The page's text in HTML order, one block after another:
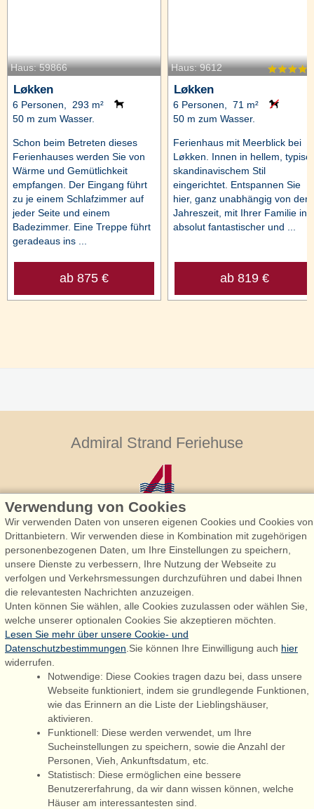
Haus: 59866
Løkken
6 Personen, 293 m²
50 m zum Wasser.
Schon beim Betreten dieses
Ferienhauses werden Sie von
Wärme und Gemütlichkeit
empfangen. Der Eingang führt
zu je einem Schlafzimmer auf
jeder Seite und einem
Badezimmer. Eine Treppe führt
geradeaus ins ...
ab 875 €
Haus: 9612
Løkken
6 Personen, 71 m²
50 m zum Wasser.
Ferienhaus mit Meerblick bei
Løkken. Innen in hellem,
skandinavischem Stil
eingerichtet. Entspannen Sie
hier, ganz unabhängig von der
Jahreszeit, mit Ihrer Familie in
absolut fantastischer und ...
ab 819 €
Admiral Strand Feriehuse
Admiral Strand Feriehuse, Lønne
Houstrupvej 170, Lønne
6830 Nørre Nebel
booking@admiralstrand.com
+45 70 60 87 78
Følg os på: Facebook
Admiral Strand Feriehuse ApS | CVR 27 23 39 10 |
Verwendung von Cookies
Wir verwenden Daten von unseren eigenen Cookies und Cookies von
Drittanbietern. Wir verwenden diese in Kombination mit zugehörigen
personenbezogenen Daten, um Ihre Einstellungen zu speichern,
unsere Dienste zu verbessern, Ihre Nutzung der Webseite zu
verfolgen und Verkehrsmessungen durchzuführen und dabei Ihnen
die relevantesten Nachrichten anzuzeigen.
Unten können Sie wählen, alle Cookies zuzulassen oder wählen Sie,
welche unserer optionalen Cookies Sie akzeptieren möchten.
Lesen Sie mehr über unsere Cookie- und
Datenschutzbestimmungen .Sie können Ihre Einwilligung auch hier
widerrufen.
Notwendige: Diese Cookies tragen dazu bei, dass unsere
Webseite funktioniert, indem sie grundlegende Funktionen,
wie das Erinnern an die Liste der Lieblingshäuser,
aktivieren.
Funktionell: Diese werden verwendet, um Ihre
Sucheinstellungen zu speichern, sowie die Anzahl der
Personen, Vieh, Ankunftsdatum, etc.
Statistisch: Diese ermöglichen eine bessere
Benutzererfahrung, da wir dann wissen können, welche
Häuser am interessantesten sind.